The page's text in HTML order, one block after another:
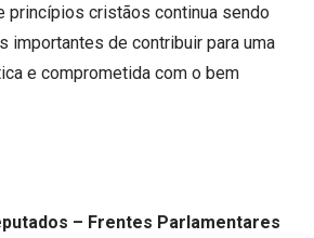
princípios cristãos continua sendo
importantes de contribuir para uma
e comprometida com o bem
– Frentes Parlamentares